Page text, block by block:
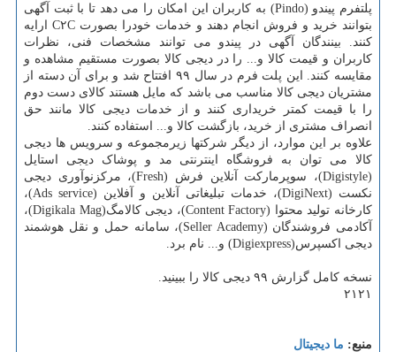
پلتفرم پیندو (Pindo) به کاربران این امکان را می دهد تا با ثبت آگهی
بتوانند خرید و فروش انجام دهند و خدمات خودرا بصورت C۲C ارایه
کنند. بینندگان آگهی در پیندو می توانند مشخصات فنی، نظرات
کاربران و قیمت کالا و... را در دیجی کالا بصورت مستقیم مشاهده و
مقایسه کنند. این پلت فرم در سال ۹۹ افتتاح شد و برای آن دسته از
مشتریان دیجی کالا مناسب می باشد که مایل هستند کالای دست دوم
را با قیمت کمتر خریداری کنند و از خدمات دیجی کالا مانند حق
انصراف مشتری از خرید، بازگشت کالا و... استفاده کنند.
علاوه بر این موارد، از دیگر شرکتها زیرمجموعه و سرویس ها دیجی
کالا می توان به فروشگاه اینترنتی مد و پوشاک دیجی استایل
(Digistyle)، سوپرمارکت آنلاین فرش (Fresh)، مرکزنوآوری دیجی
نکست (DigiNext)، خدمات تبلیغاتی آنلاین و آفلاین (Ads service)،
کارخانه تولید محتوا (Content Factory)، دیجی کالامگ(Digikala Mag)،
آکادمی فروشندگان (Seller Academy)، سامانه حمل و نقل هوشمند
دیجی اکسپرس(Digiexpress) و... نام برد.
نسخه کامل گزارش ۹۹ دیجی کالا را ببینید.
۲۱۲۱
منبع: ما دیجیتال